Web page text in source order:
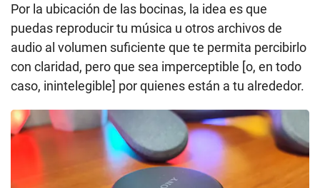
Por la ubicación de las bocinas, la idea es que
puedas reproducir tu música u otros archivos de
audio al volumen suficiente que te permita percibirlo
con claridad, pero que sea imperceptible [o, en todo
caso, inintelegible] por quienes están a tu alrededor.